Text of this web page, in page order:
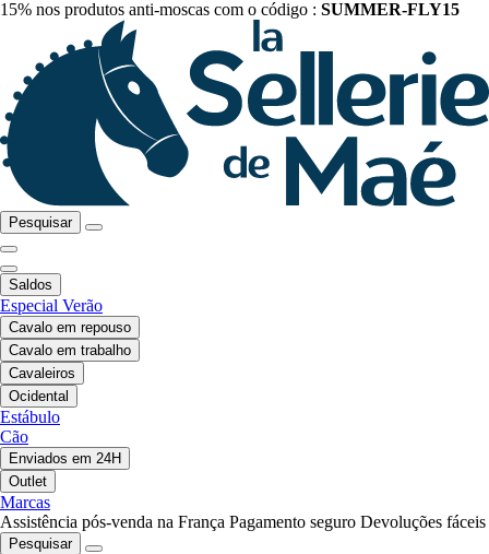
15% nos produtos anti-moscas com o código : SUMMER-FLY15
Pesquisar
Saldos
Especial Verão
Cavalo em repouso
Cavalo em trabalho
Cavaleiros
Ocidental
Estábulo
Cão
Enviados em 24H
Outlet
Marcas
Assistência pós-venda na França Pagamento seguro Devoluções fáceis
Pesquisar